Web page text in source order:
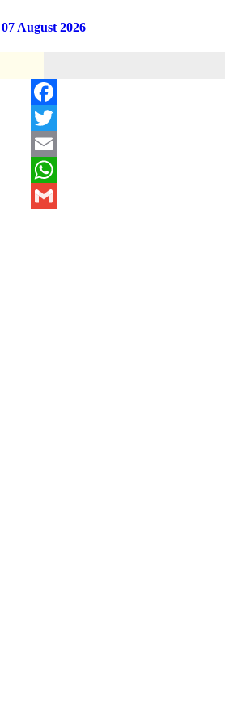
07 August 2026
Facebook
Twitter
Email
WhatsApp